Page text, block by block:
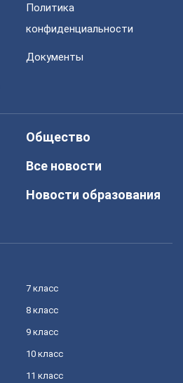
Политика
конфиденциальности
Документы
Общество
Все новости
Новости образования
7 класс
8 класс
9 класс
10 класс
11 класс